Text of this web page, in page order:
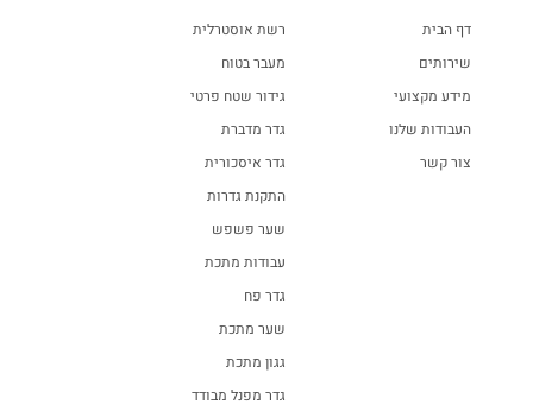
דף הבית
שירותים
מידע מקצועי
העבודות שלנו
צור קשר
רשת אוסטרלית
מעבר בטוח
גידור שטח פרטי
גדר מדברת
גדר איסכורית
התקנת גדרות
שער פשפש
עבודות מתכת
גדר פח
שער מתכת
גגון מתכת
גדר מפנל מבודד